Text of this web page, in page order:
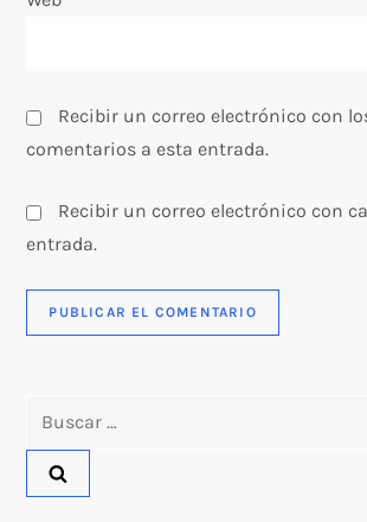
d
s
Recibir un correo electrónico con
comentarios a esta entrada.
Recibir un correo electrónico con
entrada.